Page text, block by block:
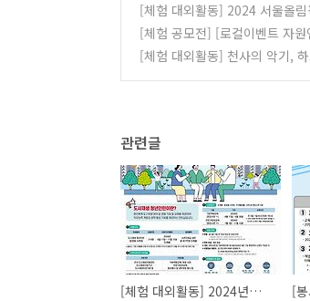
[체험 대외활동] 2024 서울올림
[체험 공모전] [로컬이벤트 자
[체험 대외활동] 천사의 악기,
관련글
[체험 대외활동] 2024년도 도시재생 청년인턴십(일경험 수련생)